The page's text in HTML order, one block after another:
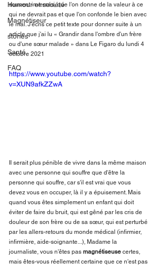
Humour et société
Magnétiseur
stories
Santé
FAQ
souvent inversés, que l'on donne de la valeur à ce
qui ne devrait pas et que l'on confonde le bien avec
le mal. J'écris ce petit texte pour donner suite à un
article que j'ai lu « Grandir dans l'ombre d'un frère
ou d'une sœur malade » dans Le Figaro du lundi 4
octobre 2021
https://www.youtube.com/watch?
v=XUN9afkZZwA
Il serait plus pénible de vivre dans la même maison
avec une personne qui souffre que d'être la
personne qui souffre, car s'il est vrai que vous
devez vous en occuper, là il y a épuisement. Mais
quand vous êtes simplement un enfant qui doit
éviter de faire du bruit, qui est gêné par les cris de
douleur de son frère ou de sa sœur, qui est perturbé
par les allers-retours du monde médical (infirmier,
infirmière, aide-soignante...), Madame la
journaliste, vous n'êtes pas magnétiseuse certes,
mais êtes-vous réellement certaine que ce n'est pas